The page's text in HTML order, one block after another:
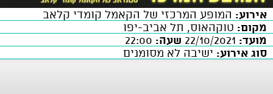
אירוע: המופע המרכזי של הקאמל קומדי קלאב
מקום: טוקהאוס, תל אביב-יפו
מועד:
שעה:
סוג אירוע: ישיבה לא מסומנים